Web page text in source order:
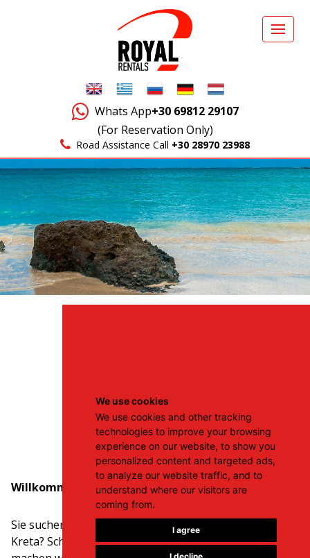
We use cookies
We use cookies and other tracking
technologies to improve your browsing
experience on our website, to show you
personalized content and targeted ads,
to analyze our website traffic, and to
understand where our visitors are
coming from.
I agree
Wir über uns
Willkommen bei Royal Rent a Car Kreta!
Sie suchen nach einem Mietwagen oder Roller auf
Kreta? Schön, dass Sie uns gefunden haben! Bei Royal
Whats App+30 69812 29107
(For Reservation Only)
Road Assistance Call +30 28970 23988